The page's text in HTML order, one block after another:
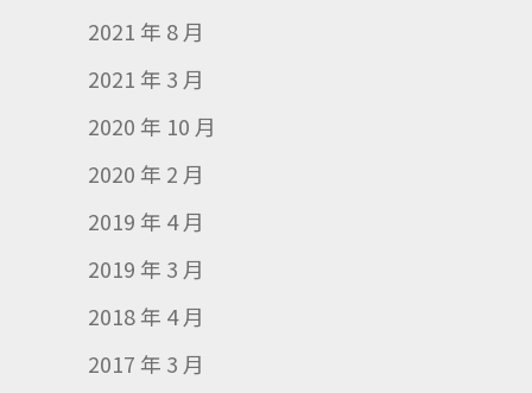
2021 年 8 月
2021 年 3 月
2020 年 10 月
2020 年 2 月
2019 年 4 月
2019 年 3 月
2018 年 4 月
2017 年 3 月